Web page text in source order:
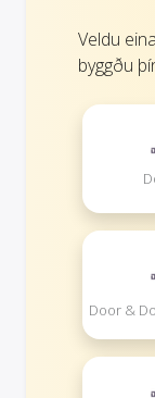
Veldu
byggðu
Door &